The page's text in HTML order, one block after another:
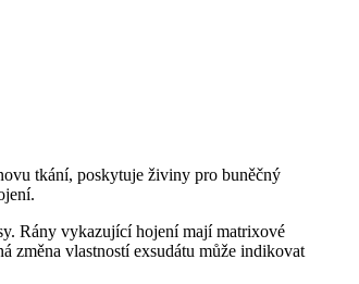
tkání, poskytuje živiny pro buněčný
Rány vykazující hojení mají matrixové
změna vlastností exsudátu může indikovat